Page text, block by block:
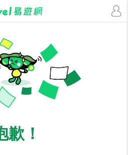
歉！